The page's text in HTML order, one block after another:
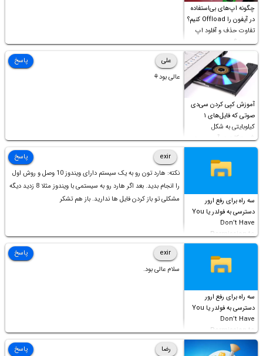
چگونه اپ‌های بی‌استفاده
در آیفون را Offload کنیم؟
تفاوت حذف و آفلود اپ
چیست؟
آموزش کپی کردن سی‌دی
صوتی که فایل‌های ۱
کیلوبایتی به شکل
شورت‌کات در آن موجود
است!
علی
عالی بود⚘
پاسخ
سه راه برای رفع ارور
دسترسی به فولدر یا You
Don’t Have
Permission to
Access this folder
exir
نکته: هارد تون رو به یک سیستم دارای ویندوز 10 وصل و روش اول
را انجام بدید. بعد اگر هارد رو به سیستمی با ویندوز مثلا 8 زدید دیگه
مشکلی تو باز کردن فایل ها ندارید. باز هم تشکر
پاسخ
سه راه برای رفع ارور
دسترسی به فولدر یا You
Don’t Have
Permission to
Access this folder
exir
سلام عالی بود.
پاسخ
رضا
پاسخ